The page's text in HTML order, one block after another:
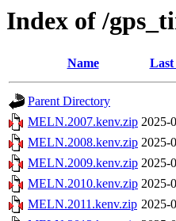
Index of /
Name Last
Parent Directory
MELN.2007.kenv.zip 2025-
MELN.2008.kenv.zip 2025-
MELN.2009.kenv.zip 2025-
MELN.2010.kenv.zip 2025-
MELN.2011.kenv.zip 2025-